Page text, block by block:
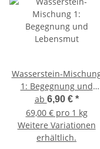
Wasserstein-
1: Begegnung und
Lebensmut
ab 6,90 € *
69,00 € pro 1 kg
Weitere Variationen
erhältlich.